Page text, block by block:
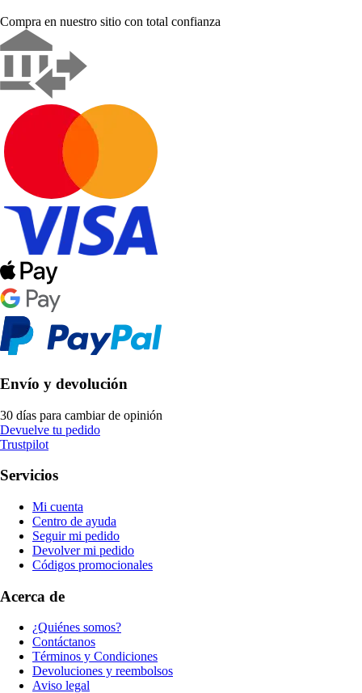
Compra en nuestro sitio con total confianza
Envío y devolución
30 días para cambiar de opinión
Devuelve tu pedido
Trustpilot
Servicios
Mi cuenta
Centro de ayuda
Seguir mi pedido
Devolver mi pedido
Códigos promocionales
Acerca de
¿Quiénes somos?
Contáctanos
Términos y Condiciones
Devoluciones y reembolsos
Aviso legal